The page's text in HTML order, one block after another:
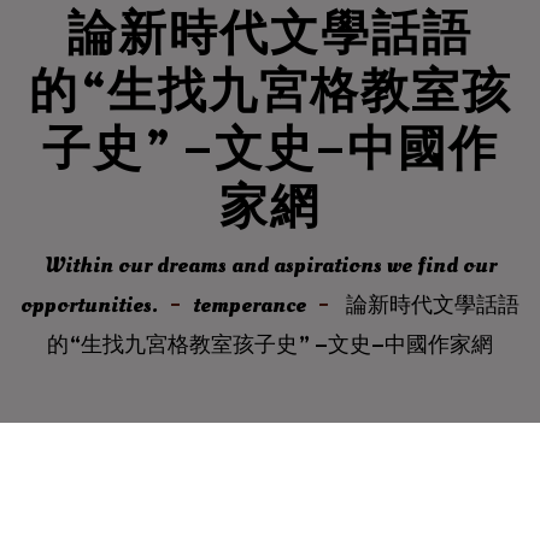
論新時代文學話語
的“生找九宮格教室孩
子史” –文史–中國作
家網
Within our dreams and aspirations we find our
opportunities.
temperance
論新時代文學話語
的“生找九宮格教室孩子史” –文史–中國作家網